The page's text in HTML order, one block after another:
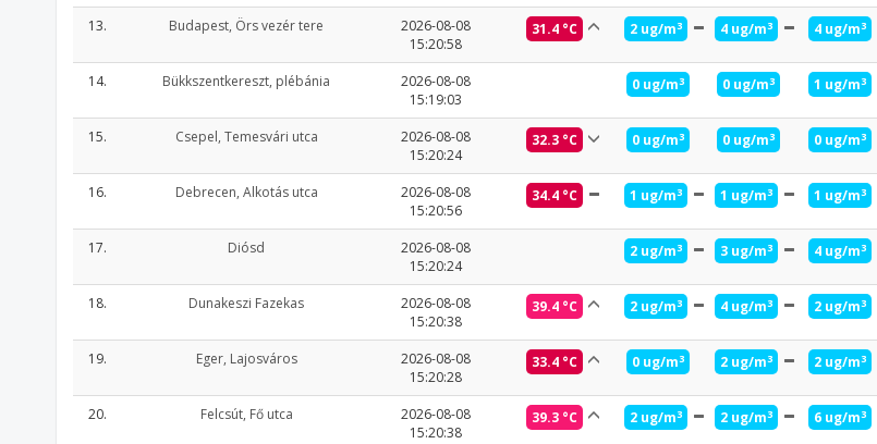
13.
Budapest, Örs vezér tere
2026-08-08
15:20:58
31.4 °C 2 ug/m3 4 ug/m3 4 ug/m3
14.
Bükkszentkereszt, plébánia
2026-08-08
15:19:03
0 ug/m3 0 ug/m3 1 ug/m3
15. Csepel, Temesvári utca
2026-08-08
15:20:24
32.3 °C 0 ug/m3 0 ug/m3 0 ug/m3
16.
Debrecen, Alkotás utca
2026-08-08
15:20:56
34.4 °C 1 ug/m3 1 ug/m3 1 ug/m3
17. Diósd
2026-08-08
15:20:24
2 ug/m3 3 ug/m3 4 ug/m3
18. Dunakeszi Fazekas
2026-08-08
15:20:38
39.4 °C 2 ug/m3 4 ug/m3 2 ug/m3
19.
Eger, Lajosváros
2026-08-08
15:20:28
33.4 °C 0 ug/m3 2 ug/m3 2 ug/m3
20.
Felcsút, Fő utca
2026-08-08
15:20:38
39.3 °C 2 ug/m3 2 ug/m3 6 ug/m3